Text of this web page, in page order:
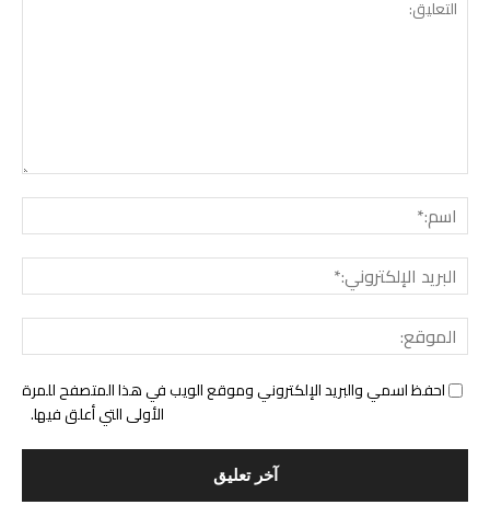
احفظ اسمي والبريد الإلكتروني وموقع الويب في هذا المتصفح للمرة
الأولى التي أعلق فيها.